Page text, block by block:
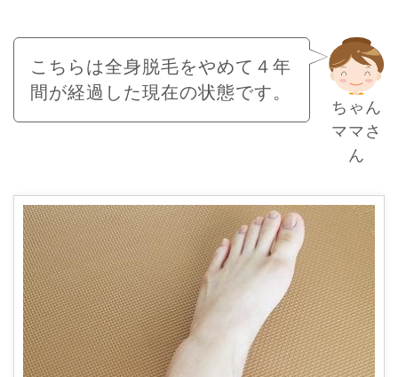
ちゃん
ママさ
ん
こちらは全身脱毛をやめて４年
間が経過した現在の状態です。